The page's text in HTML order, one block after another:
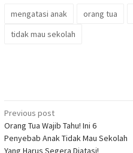
mengatasi anak orang tua
tidak mau sekolah
Post
navigation
Previous post
Orang Tua Wajib Tahu! Ini 6
Penyebab Anak Tidak Mau Sekolah
Yang Harus Segera Diatasi!